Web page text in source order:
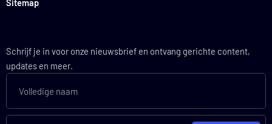
Sitemap
Schrijf je in voor onze nieuwsbrief en ontvang gerichte content,
updates en meer.